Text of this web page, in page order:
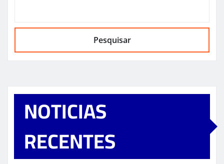
Pesquisar
NOTICIAS
RECENTES